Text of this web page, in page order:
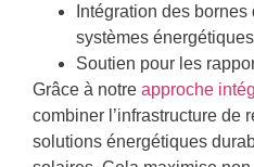
Intégration des
systèmes
Soutien pour les
Grâce à notre approche
combiner l’infrastructure de
solutions énergétiques